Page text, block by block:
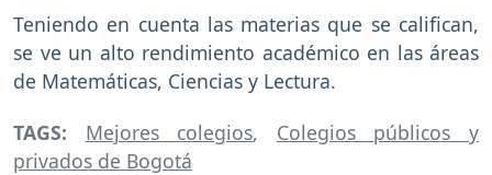
Teniendo en cuenta las materias que se califican,
se ve un alto rendimiento académico en las áreas
de Matemáticas, Ciencias y Lectura.
TAGS: Mejores colegios, Colegios públicos y
privados de Bogotá